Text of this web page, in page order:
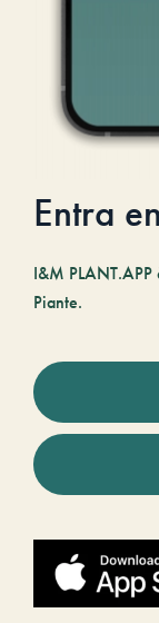
Entra
I&M
Piante.